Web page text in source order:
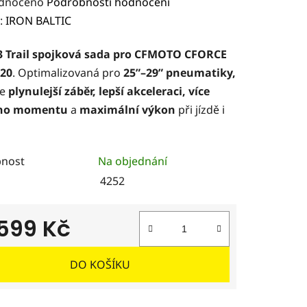
IRON BALTIC
Trail spojková sada pro CFMOTO CFORCE
. Optimalizovaná pro 25”–29” pneumatiky,
plynulejší záběr, lepší akceleraci, více
momentu a maximální výkon při jízdě i
Na objednání
4252
Kč
cena:
DO KOŠÍKU